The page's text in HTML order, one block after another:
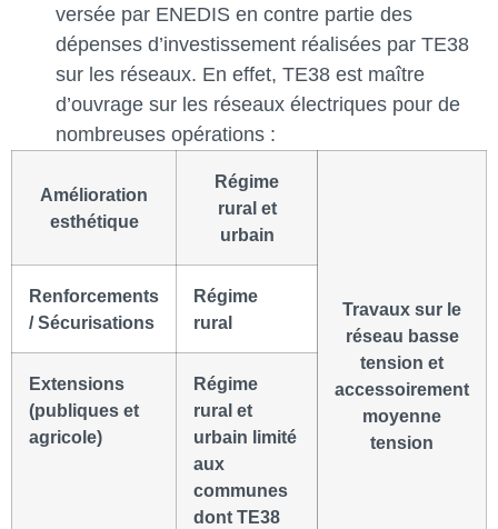
versée par ENEDIS en contre partie des
dépenses d’investissement réalisées par TE38
sur les réseaux. En effet, TE38 est maître
d’ouvrage sur les réseaux électriques pour de
nombreuses opérations :
Amélioration
esthétique
Régime
rural et
urbain
Travaux sur le
réseau basse
tension et
accessoirement
moyenne
tension
Renforcements
/ Sécurisations
Régime
rural
Extensions
(publiques et
agricole)
Régime
rural et
urbain limité
aux
communes
dont TE38